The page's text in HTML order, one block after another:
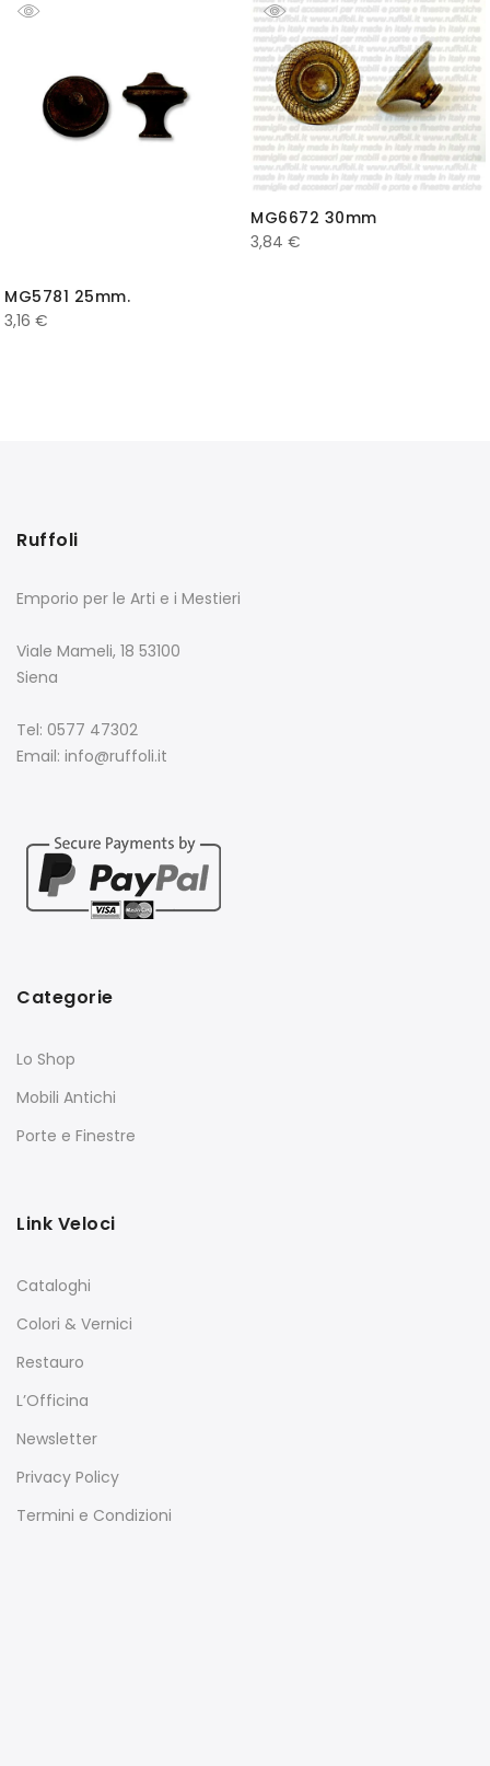
MG5781 25mm.
3,16 €
MG6672 30mm
3,84 €
Ruffoli
Emporio per le Arti e i Mestieri
Viale Mameli, 18 53100
Siena
Tel: 0577 47302
Email: info@ruffoli.it
Categorie
Lo Shop
Mobili Antichi
Porte e Finestre
Link Veloci
Cataloghi
Colori & Vernici
Restauro
L’Officina
Newsletter
Privacy Policy
Termini e Condizioni